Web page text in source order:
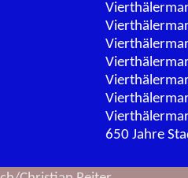
650 Jahre